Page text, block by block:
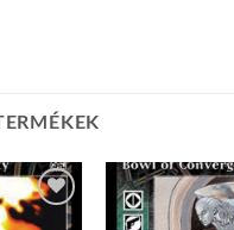
Add to